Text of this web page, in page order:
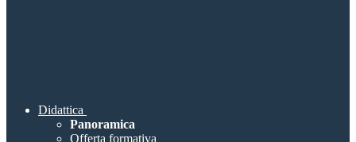
Didattica
Panoramica
Offerta formativa